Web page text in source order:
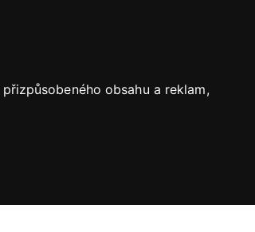
obsahu a reklam,